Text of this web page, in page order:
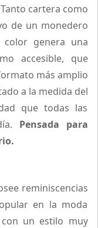
cartera como
de un monedero
color genera una
accesible, que
más amplio
a la medida del
que todas las
Pensada para
reminiscencias
en la moda
un estilo muy